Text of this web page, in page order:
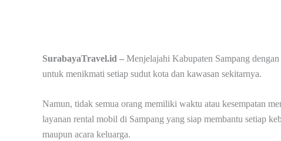
SurabayaTravel.id – Menjelajahi Kabupaten Sampang
untuk menikmati setiap sudut kota dan kawasan sekitarnya.
Namun, tidak semua orang memiliki waktu atau kesempatan
layanan rental mobil di Sampang yang siap membantu setiap
maupun acara keluarga.